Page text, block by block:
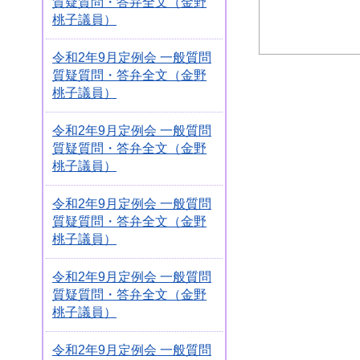
桃子議員）
令和2年9月定例会 一般質問
質疑質問・答弁全文（金野
桃子議員）
令和2年9月定例会 一般質問
質疑質問・答弁全文（金野
桃子議員）
令和2年9月定例会 一般質問
質疑質問・答弁全文（金野
桃子議員）
令和2年9月定例会 一般質問
質疑質問・答弁全文（金野
桃子議員）
令和2年9月定例会 一般質問